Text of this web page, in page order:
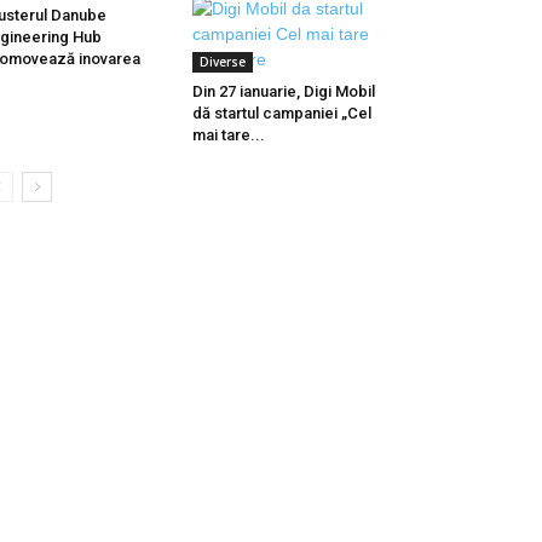
Danube
Hub
inovarea
Diverse
Din 27 ianuarie, Digi Mobil
dă startul campaniei „Cel
mai tare...